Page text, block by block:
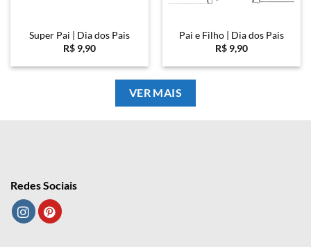
Super Pai | Dia dos Pais
R$ 9,90
Pai e Filho | Dia dos Pais
R$ 9,90
VER MAIS
Redes Sociais